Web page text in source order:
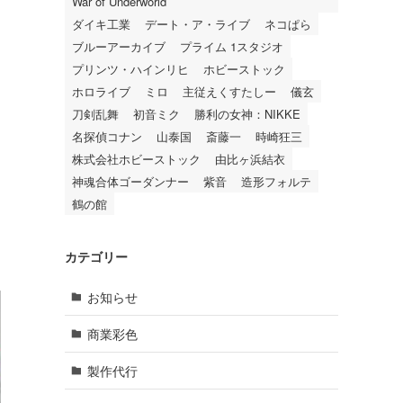
ダイキ工業
デート・ア・ライブ
ネコぱら
ブルーアーカイブ
プライム 1スタジオ
プリンツ・ハインリヒ
ホビーストック
ホロライブ
ミロ 主従えくすたしー
儀玄
刀剣乱舞
初音ミク
勝利の女神：NIKKE
名探偵コナン
山泰国 斎藤一
時崎狂三
株式会社ホビーストック
由比ヶ浜結衣
神魂合体ゴーダンナー
紫音
造形フォルテ
鶴の館
カテゴリー
お知らせ
商業彩色
製作代行